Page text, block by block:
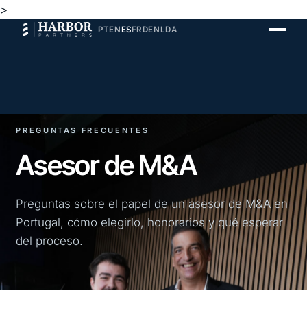
>
PTENESFRDENLDA
PREGUNTAS FRECUENTES
Asesor de M&A
Preguntas sobre el papel de un asesor de M&A en
Portugal, cómo elegirlo, honorarios y qué esperar
del proceso.